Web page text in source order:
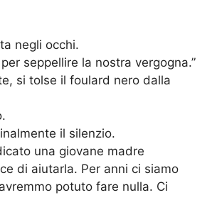
negli occhi.
seppellire la nostra vergogna.”
si tolse il foulard nero dalla
il silenzio.
una giovane madre
di aiutarla. Per anni ci siamo
potuto fare nulla. Ci